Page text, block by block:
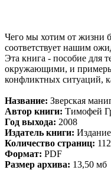
Чего мы хотим от жизни
соответствует нашим
Эта книга - пособие для
окружающими, и примеры
конфликтных ситуаций,
Название: Зверская
Автор книги: Тимофей
Год выхода: 2008
Издатель книги: Издание
Количество страниц: 112
Формат: PDF
Размер архива: 13,50 мб